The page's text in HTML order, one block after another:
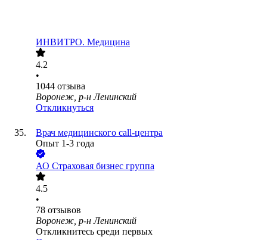
ИНВИТРО. Медицина
4.2
•
1044 отзыва
Воронеж, р-н Ленинский
Откликнуться
Врач медицинского call-центра
Опыт 1-3 года
АО Страховая бизнес группа
4.5
•
78 отзывов
Воронеж, р-н Ленинский
Откликнитесь среди первых